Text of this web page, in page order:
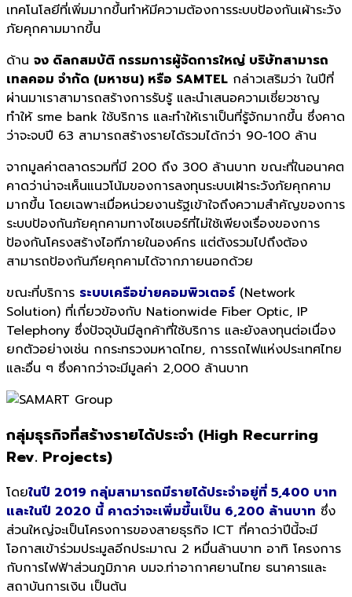
เทคโนโลยีที่เพิ่มมากขึ้นทำห้มีความต้องการระบบป้องกันเผ้าระวัง
ภัยคุกคามมากขึ้น
ด้าน จง ดิลกสมบัติ กรรมการผู้จัดการใหญ่ บริษัทสามารถ
เทลคอม จำกัด (มหาชน) หรือ SAMTEL กล่าวเสริมว่า ในปีที่
ผ่านมาเราสามารถสร้างการรับรู้ และนำเสนอความเชี่ยวชาญ
ทำให้ sme bank ใช้บริการ และทำให้เราเป็นที่รู้จักมากขึ้น ซึ่งคาด
ว่าจะจบปี 63 สามารถสร้างรายได้รวมได้กว่า 90-100 ล้าน
จากมูลค่าตลาดรวมที่มี 200 ถึง 300 ล้านบาท ขณะที่ในอนาคต
คาดว่าน่าจะเห็นแนวโน้มของการลงทุนระบบเฝ้าระวังภัยคุกคาม
มากขึ้น โดยเฉพาะเมื่อหน่วยงานรัฐเข้าใจถึงความสำคัญของการ
ระบบป้องกันภัยคุกคามทางไซเบอร์ที่ไม่ใช้เพียงเรื่องของการ
ป้องกันโครงสร้างไอทีภายในองค์กร แต่ต้งรวมไปถึงต้อง
สามารถป้องกันภียคุกคามได้จากภายนอกด้วย
ขณะที่บริการ ระบบเครือข่ายคอมพิวเตอร์(Network
Solution) ที่เกี่ยวข้องกับ Nationwide Fiber Optic, IP
Telephony ซึ่งปัจจุบันมีลูกค้าที่ใช้บริการ และยังลงทุนต่อเนื่อง
ยกตัวอย่างเช่น กกระทรวงมหาดไทย, การรถไฟแห่งประเทศไทย
และอื่น ๆ ซึ่งคากว่าจะมีมูลค่า 2,000 ล้านบาท
กลุ่มธุรกิจที่สร้างรายได้ประจำ (High Recurring
Rev. Projects)
โดยในปี 2019 กลุ่มสามารถมีรายได้ประจำอยู่ที่ 5,400 บาท
และในปี 2020 นี้ คาดว่าจะเพิ่มขึ้นเป็น 6,200 ล้านบาท ซึ่ง
ส่วนใหญ่จะเป็นโครงการของสายธุรกิจ ICT ที่คาดว่าปีนี้จะมี
โอกาสเข้าร่วมประมูลอีกประมาณ 2 หมื่นล้านบาท อาทิ โครงการ
กับการไฟฟ้าส่วนภูมิภาค บมจ.ท่าอากาศยานไทย ธนาคารและ
สถาบันการเงิน เป็นต้น